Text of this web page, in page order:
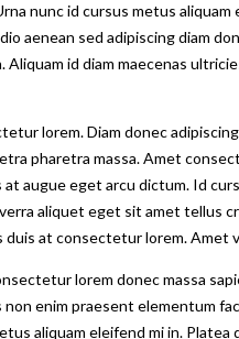
nunc id cursus metus
aenean sed adipiscing diam
id diam maecenas
lorem. Diam donec
pharetra massa. Amet
augue eget arcu dictum. Id
aliquet eget sit amet tellus
at consectetur lorem. Amet
lorem donec massa
enim praesent elementum
aliquam eleifend mi in.